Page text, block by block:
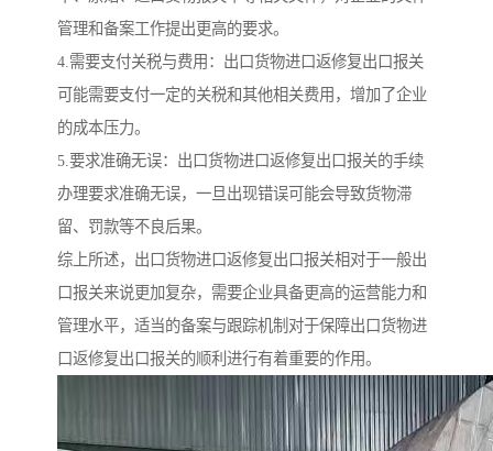
管理和备案工作提出更高的要求。
4.需要支付关税与费用：出口货物进口返修复出口报关
可能需要支付一定的关税和其他相关费用，增加了企业
的成本压力。
5.要求准确无误：出口货物进口返修复出口报关的手续
办理要求准确无误，一旦出现错误可能会导致货物滞
留、罚款等不良后果。
综上所述，出口货物进口返修复出口报关相对于一般出
口报关来说更加复杂，需要企业具备更高的运营能力和
管理水平，适当的备案与跟踪机制对于保障出口货物进
口返修复出口报关的顺利进行有着重要的作用。